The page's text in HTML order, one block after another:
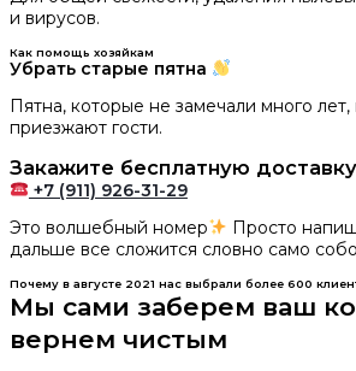
и вирусов.
Как помощь хозяйкам
Убрать старые пятна
Пятна, которые не замечали много
приезжают гости.
Закажите бесплатную доставку
+7 (911) 926-31-29
Это волшебный номер
Просто
дальше все сложится словно само
Почему в августе 2021 нас выбрали более 600
Мы сами заберем ваш
вернем чистым